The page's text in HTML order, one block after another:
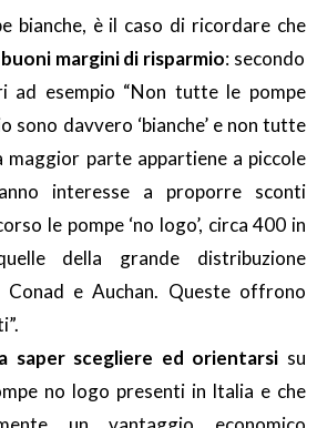
bianche, è il caso di ricordare che
margini di risparmio: secondo
ad esempio “Non tutte le pompe
davvero ‘bianche’ e non tutte
maggior parte appartiene a piccole
interesse a proporre sconti
le pompe ‘no logo’, circa 400 in
della grande distribuzione
Conad e Auchan. Queste offrono
saper scegliere ed orientarsi su
no logo presenti in Italia e che